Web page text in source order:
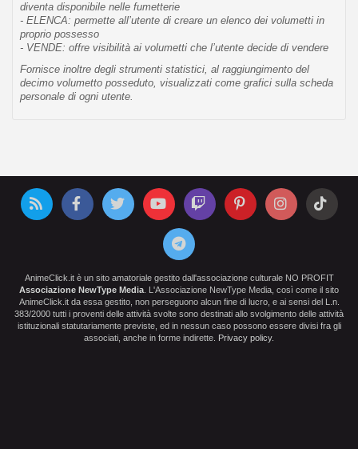
diventa disponibile nelle fumetterie
- ELENCA: permette all’utente di creare un elenco dei volumetti in
proprio possesso
- VENDE: offre visibilità ai volumetti che l’utente decide di vendere
Fornisce inoltre degli strumenti statistici, al raggiungimento del
decimo volumetto posseduto, visualizzati come grafici sulla scheda
personale di ogni utente.
AnimeClick.it è un sito amatoriale gestito dall'associazione culturale NO PROFIT
Associazione NewType Media . L'Associazione NewType Media, così come il sito
AnimeClick.it da essa gestito, non perseguono alcun fine di lucro, e ai sensi del L.n.
383/2000 tutti i proventi delle attività svolte sono destinati allo svolgimento delle attività
istituzionali statutariamente previste, ed in nessun caso possono essere divisi fra gli
associati, anche in forme indirette. Privacy policy.